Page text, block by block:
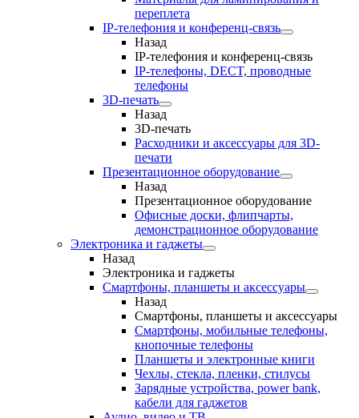
переплета
IP-телефония и конференц-связь
Назад
IP-телефония и конференц-связь
IP-телефоны, DECT, проводные
телефоны
3D-печать
Назад
3D-печать
Расходники и аксессуары для 3D-
печати
Презентационное оборудование
Назад
Презентационное оборудование
Офисные доски, флипчарты,
демонстрационное оборудование
Электроника и гаджеты
Назад
Электроника и гаджеты
Смартфоны, планшеты и аксессуары
Назад
Смартфоны, планшеты и аксессуары
Смартфоны, мобильные телефоны,
кнопочные телефоны
Планшеты и электронные книги
Чехлы, стекла, пленки, стилусы
Зарядные устройства, power bank,
кабели для гаджетов